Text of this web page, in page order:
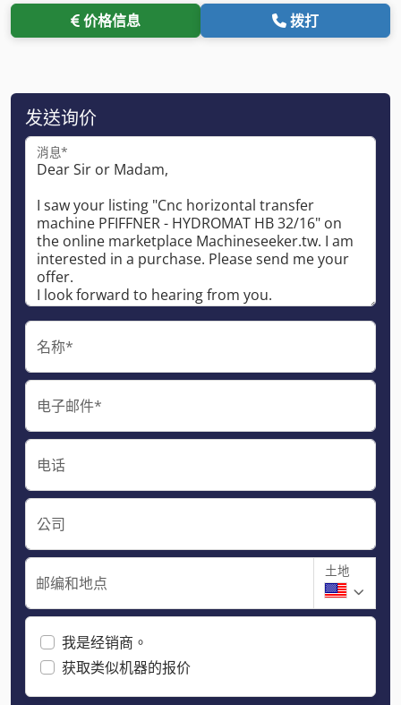
价格信息 拨打
发送询价
消息*
名称*
电子邮件*
电话
公司
邮编和地点
土地
我是经销商。
获取类似机器的报价